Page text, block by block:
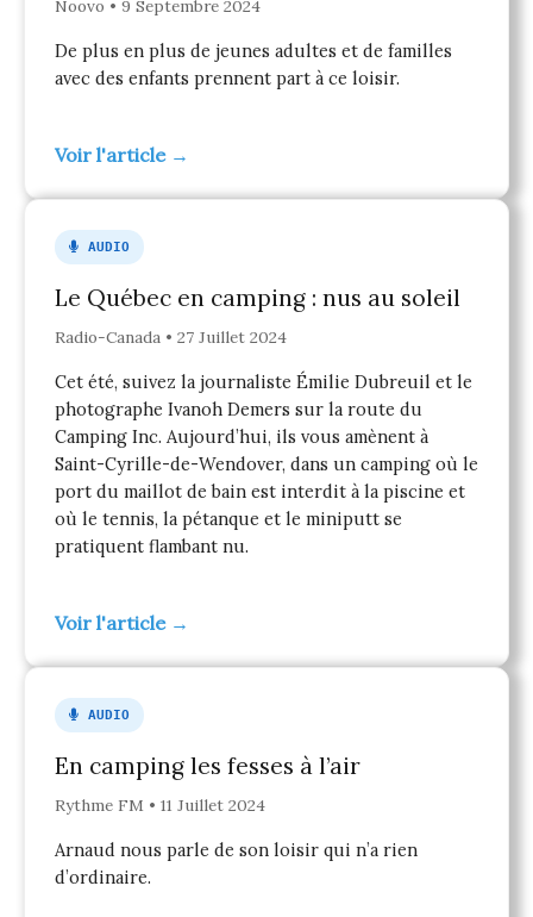
Noovo • 9 Septembre 2024
De plus en plus de jeunes adultes et de familles
avec des enfants prennent part à ce loisir.
Voir l'article →
AUDIO
Le Québec en camping : nus au soleil
Radio-Canada • 27 Juillet 2024
Cet été, suivez la journaliste Émilie Dubreuil et le
photographe Ivanoh Demers sur la route du
Camping Inc. Aujourd’hui, ils vous amènent à
Saint-Cyrille-de-Wendover, dans un camping où le
port du maillot de bain est interdit à la piscine et
où le tennis, la pétanque et le miniputt se
pratiquent flambant nu.
Voir l'article →
AUDIO
En camping les fesses à l’air
Rythme FM • 11 Juillet 2024
Arnaud nous parle de son loisir qui n’a rien
d’ordinaire.